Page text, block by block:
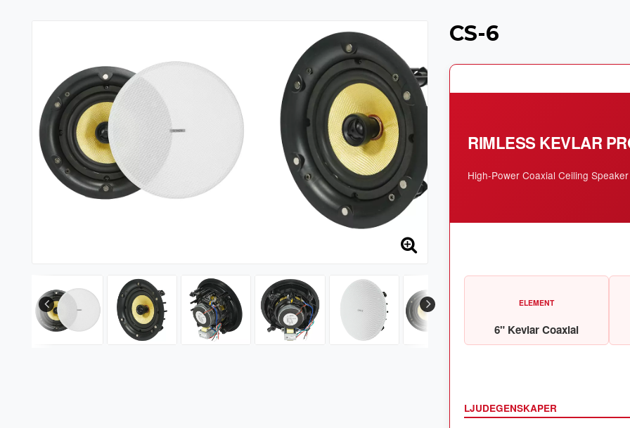
CS-6
RIMLESS KEVLAR
High-Power Coaxial Ceiling Speaker
ELEMENT
6" Kevlar Coaxial
LJUDEGENSKAPER